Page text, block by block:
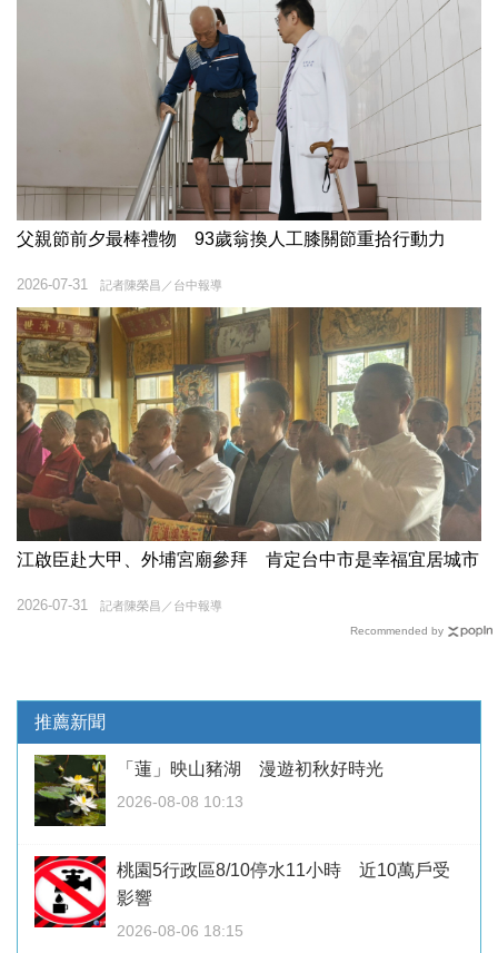
父親節前夕最棒禮物 93歲翁換人工膝關節重拾行動力
記者陳榮昌／台中報導
2026-07-31
江啟臣赴大甲、外埔宮廟參拜 肯定台中市是幸福宜居城市
記者陳榮昌／台中報導
2026-07-31
Recommended by
推薦新聞
「蓮」映山豬湖 漫遊初秋好時光
2026-08-08 10:13
桃園5行政區8/10停水11小時 近10萬戶受
影響
2026-08-06 18:15